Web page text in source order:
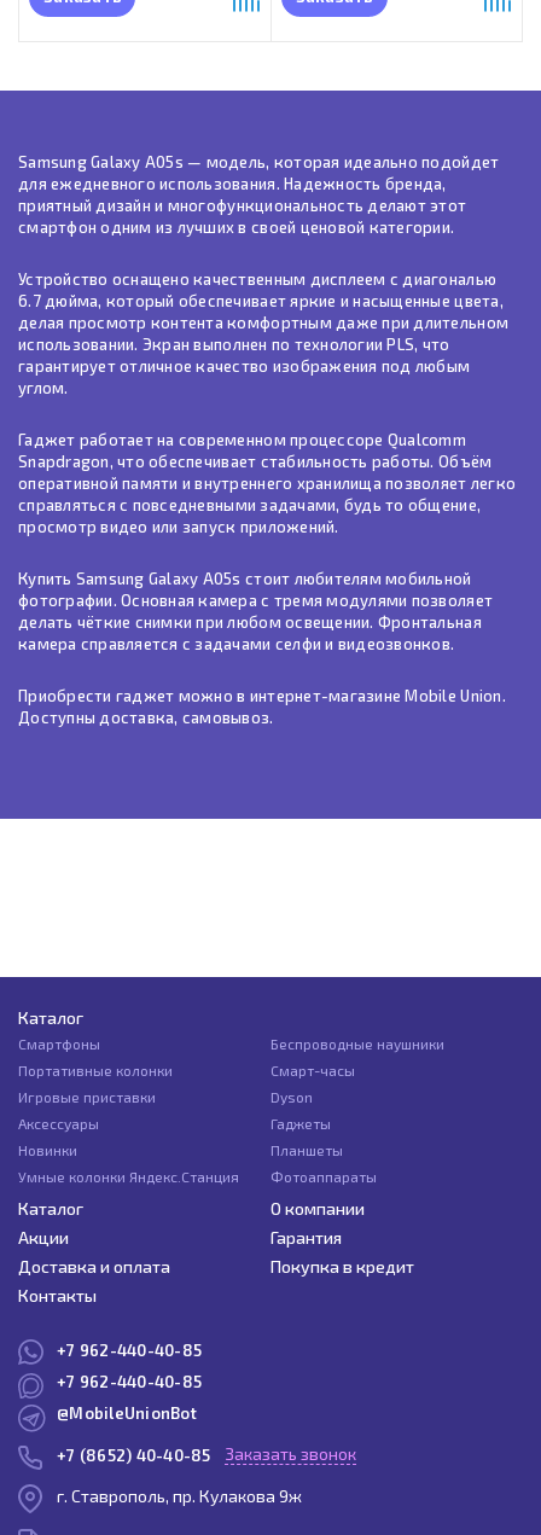
Samsung Galaxy A05s — модель, которая идеально подойдет
для ежедневного использования. Надежность бренда,
приятный дизайн и многофункциональность делают этот
смартфон одним из лучших в своей ценовой категории.
Устройство оснащено качественным дисплеем с диагональю
6.7 дюйма, который обеспечивает яркие и насыщенные цвета,
делая просмотр контента комфортным даже при длительном
использовании. Экран выполнен по технологии PLS, что
гарантирует отличное качество изображения под любым
углом.
Гаджет работает на современном процессоре Qualcomm
Snapdragon, что обеспечивает стабильность работы. Объём
оперативной памяти и внутреннего хранилища позволяет легко
справляться с повседневными задачами, будь то общение,
просмотр видео или запуск приложений.
Купить Samsung Galaxy A05s стоит любителям мобильной
фотографии. Основная камера с тремя модулями позволяет
делать чёткие снимки при любом освещении. Фронтальная
камера справляется с задачами селфи и видеозвонков.
Приобрести гаджет можно в интернет-магазине Mobile Union.
Доступны доставка, самовывоз.
Каталог
Смартфоны
Беспроводные наушники
Портативные колонки
Смарт-часы
Игровые приставки
Dyson
Аксессуары
Гаджеты
Новинки
Планшеты
Умные колонки Яндекс.Станция
Фотоаппараты
Каталог
О компании
Акции
Гарантия
Доставка и оплата
Покупка в кредит
Контакты
+7 962-440-40-85
+7 962-440-40-85
@MobileUnionBot
+7 (8652) 40-40-85 Заказать звонок
г. Ставрополь, пр. Кулакова 9ж